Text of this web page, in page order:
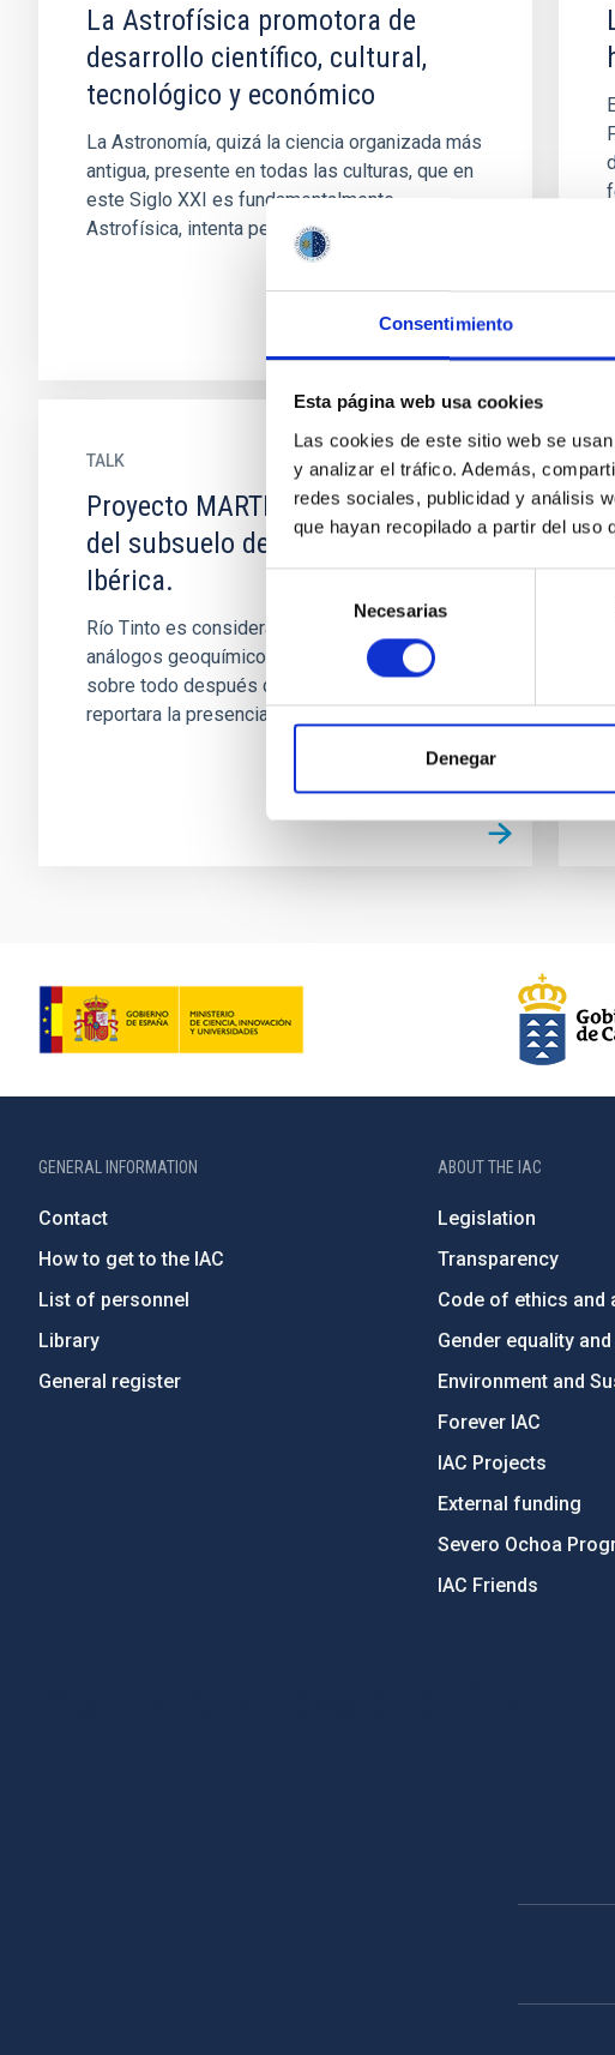
Consentimiento
Esta página web usa cookies
Las cookies de este sitio web se
y analizar el tráfico. Además,
redes sociales, publicidad y análisis
que hayan recopilado a partir del uso
consentimiento
Necesarias
Denegar
La Astrofísica promotora de
desarrollo científico, cultural,
tecnológico y económico
La Astronomía, quizá la ciencia organizada más
antigua, presente en todas las culturas, que en
este Siglo XXI es fundamentalmente
Astrofísica, intenta penetrar...
TALK
Proyecto MARTE: microbiología
del subsuelo de la Faja Pirítica
Ibérica.
Río Tinto es considerado uno de los mejores
análogos geoquímicos del planeta MARTE,
sobre todo después que el MER Opportunity
reportara la presencia de sulfatos...
GENERAL INFORMATION
Contact
How to get to the IAC
List of personnel
Library
General register
ABOUT THE IAC
Legislation
Transparency
Code of ethics and
Gender equality
Environment and
Forever IAC
IAC Projects
External funding
Severo Ochoa
IAC Friends